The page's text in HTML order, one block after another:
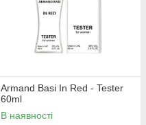
Armand Basi In Red - Tester
60ml
В наявності